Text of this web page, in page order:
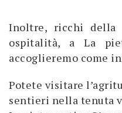
Inoltre, ricchi della
ospitalità, a La
accoglieremo come
Potete visitare
sentieri nella tenuta